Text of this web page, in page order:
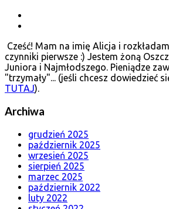
Cześć! Mam na imię Alicja i
czynniki pierwsze :) Jestem żoną
Juniora i Najmłodszego. Pieniądze
"trzymały"... (jeśli chcesz dowiedzieć
TUTAJ).
Archiwa
grudzień 2025
październik 2025
wrzesień 2025
sierpień 2025
marzec 2025
październik 2022
luty 2022